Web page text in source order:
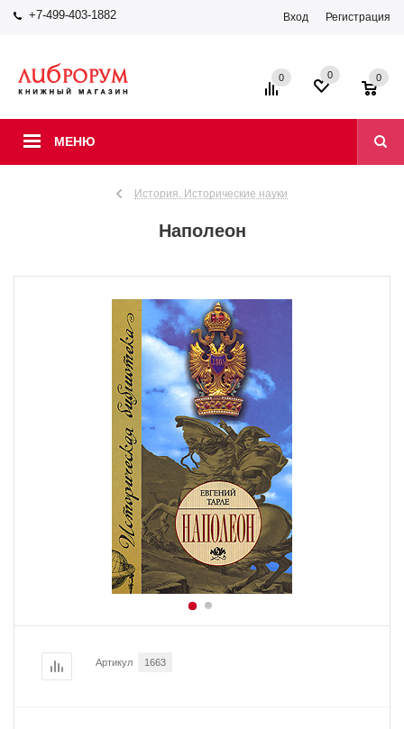
+7-499-403-1882 Вход Регистрация
МЕНЮ
0 0 0
История. Исторические науки
Наполеон
Артикул 1663